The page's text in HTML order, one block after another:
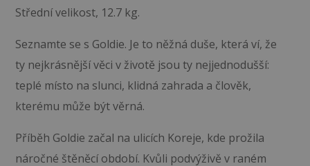
Střední velikost, 12.7 kg.
Seznamte se s Goldie. Je to něžná duše, která ví, že
ty nejkrásnější věci v životě jsou ty nejjednodušší:
teplé místo na slunci, klidná zahrada a člověk,
kterému může být věrná.
Příběh Goldie začal na ulicích Koreje, kde prožila
náročné štěněcí období. Kvůli podvýživě v raném